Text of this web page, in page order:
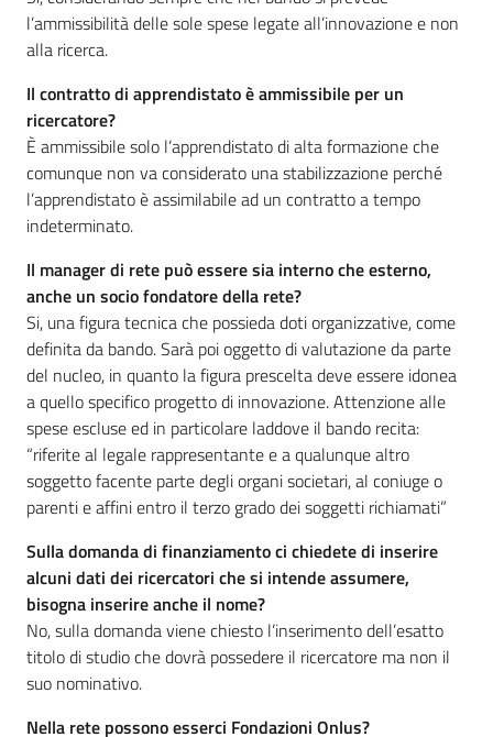
l’ammissibilità delle sole spese legate all’innovazione e non
alla ricerca.
Il contratto di apprendistato è ammissibile per un
ricercatore?
È ammissibile solo l’apprendistato di alta formazione che
comunque non va considerato una stabilizzazione perché
l’apprendistato è assimilabile ad un contratto a tempo
indeterminato.
Il manager di rete può essere sia interno che esterno,
anche un socio fondatore della rete?
Si, una figura tecnica che possieda doti organizzative, come
definita da bando. Sarà poi oggetto di valutazione da parte
del nucleo, in quanto la figura prescelta deve essere idonea
a quello specifico progetto di innovazione. Attenzione alle
spese escluse ed in particolare laddove il bando recita:
“riferite al legale rappresentante e a qualunque altro
soggetto facente parte degli organi societari, al coniuge o
parenti e affini entro il terzo grado dei soggetti richiamati”
Sulla domanda di finanziamento ci chiedete di inserire
alcuni dati dei ricercatori che si intende assumere,
bisogna inserire anche il nome?
No, sulla domanda viene chiesto l’inserimento dell’esatto
titolo di studio che dovrà possedere il ricercatore ma non il
suo nominativo.
Nella rete possono esserci Fondazioni Onlus?